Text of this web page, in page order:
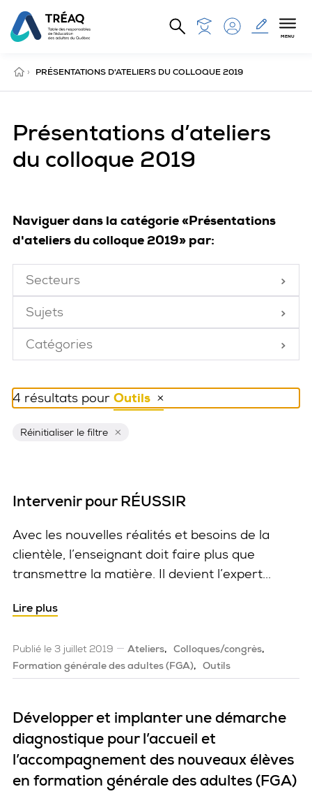
Aller au contenu principal
MENU
ACCUEIL
› PRÉSENTATIONS D'ATELIERS DU COLLOQUE 2019
Présentations d’ateliers
du colloque 2019
Naviguer dans la catégorie «Présentations
d'ateliers du colloque 2019» par:
Secteurs
Fermé
Sujets
Fermé
Catégories
Fermé
4 résultats pour Outils
Réinitialiser ce filtre
Réinitialiser le filtre
Intervenir pour RÉUSSIR
Avec les nouvelles réalités et besoins de la
clientèle, l’enseignant doit faire plus que
transmettre la matière. Il devient l’expert...
Lire plus
Publié le 3 juillet 2019 Ateliers
Colloques/congrès
Formation générale des adultes (FGA)
Outils
Développer et implanter une démarche
diagnostique pour l’accueil et
l’accompagnement des nouveaux élèves
en formation générale des adultes (FGA)